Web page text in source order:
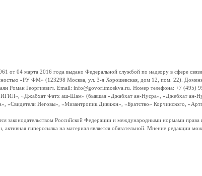
04 марта 2016 года выдано Федеральной службой по надзору в сфере
«РУ ФМ» (123298 Москва, ул. 3-я Хорошевская, дом 12, пом. 22).
Роман Георгиевич. Email: info@govoritmoskva.ru. Номер телефона: +7 (495)
«ИГИЛ», «Джабхат Фатх аш-Шам» (бывшая «Джабхат ан-Нусра», «Джебхат ан-
Иеговы», «Мизантропик Дивижн», «Братство» Корчинского,
законодательством Российской Федерации и международными нормами права
гиперссылка на материал является обязательной. Мнение редакции